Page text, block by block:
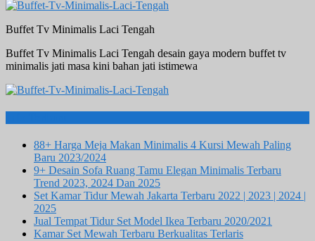
Buffet Tv Minimalis Laci Tengah
Buffet Tv Minimalis Laci Tengah desain gaya modern buffet tv
minimalis jati masa kini bahan jati istimewa
88+ Harga Meja Makan Minimalis 4 Kursi Mewah Paling
Baru 2023/2024
9+ Desain Sofa Ruang Tamu Elegan Minimalis Terbaru
Trend 2023, 2024 Dan 2025
Set Kamar Tidur Mewah Jakarta Terbaru 2022 | 2023 | 2024 |
2025
Jual Tempat Tidur Set Model Ikea Terbaru 2020/2021
Kamar Set Mewah Terbaru Berkualitas Terlaris